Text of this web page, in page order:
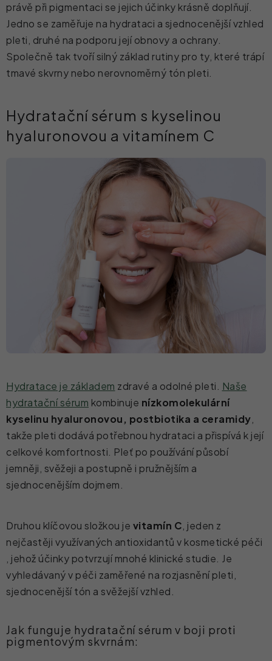
právě při pigmentaci se jejich účinky krásně doplňují.
Jedno se zaměřuje na hydrataci a sjednocenější vzhled
pleti, druhé na podporu její obnovy a ochrany.
Společně tak tvoří silný základ rutiny pro ty, které trápí
tmavé skvrny nebo nerovnoměrný tón pleti.
Hydratační sérum s kyselinou
hyaluronovou a vitamínem C
Hydratace je základem zdravé a odolné pleti. Naše
hydratační sérum kombinuje nízkomolekulární
kyselinu hyaluronovou, postbiotika a ceramidy,
takže pleti dodává potřebnou hydrataci a přispívá k její
celkové komfortnosti. Pleť po používání působí
jemněji, svěžeji a postupně i pružnějším a
sjednocenějším dojmem.
Druhou klíčovou složkou je vitamín C, jeden z
nejčastěji využívaných antioxidantů v kosmetické péči
, jehož účinky potvrzují mnohé klinické studie. Je
vyhledávaný v péči zaměřené na rozjasnění pleti,
sjednocenější tón a svěžejší vzhled.
Jak funguje hydratační sérum v boji proti
pigmentovým skvrnám: